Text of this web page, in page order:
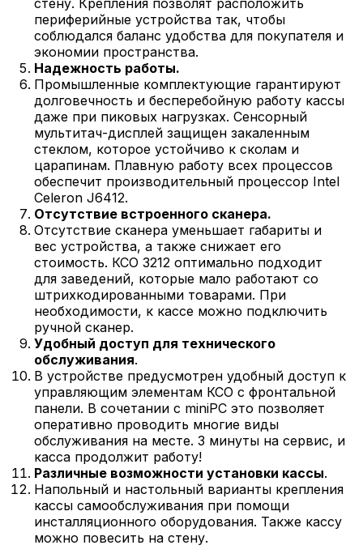
стену. Крепления позволят расположить
периферийные устройства так, чтобы
соблюдался баланс удобства для покупателя и
экономии пространства.
Надежность работы.
Промышленные комплектующие гарантируют
долговечность и бесперебойную работу кассы
даже при пиковых нагрузках. Сенсорный
мультитач-дисплей защищен закаленным
стеклом, которое устойчиво к сколам и
царапинам. Плавную работу всех процессов
обеспечит производительный процессор Intel
Celeron J6412.
Отсутствие встроенного сканера.
Отсутствие сканера уменьшает габариты и
вес устройства, а также снижает его
стоимость. КСО 3212 оптимально подходит
для заведений, которые мало работают со
штрихкодированными товарами. При
необходимости, к кассе можно подключить
ручной сканер.
Удобный доступ для технического
обслуживания.
В устройстве предусмотрен удобный доступ к
управляющим элементам КСО с фронтальной
панели. В сочетании с miniPC это позволяет
оперативно проводить многие виды
обслуживания на месте. 3 минуты на сервис, и
касса продолжит работу!
Различные возможности установки кассы.
Напольный и настольный варианты крепления
кассы самообслуживания при помощи
инсталляционного оборудования. Также кассу
можно повесить на стену.